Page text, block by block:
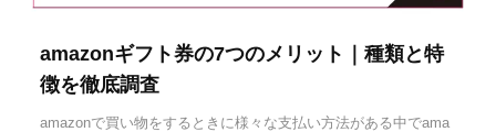
amazonギフト券の7つのメリット｜種類と特
徴を徹底調査
amazonで買い物をするときに様々な支払い方法がある中でama